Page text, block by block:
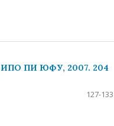
ИПО ПИ ЮФУ, 2007. 204
127-133